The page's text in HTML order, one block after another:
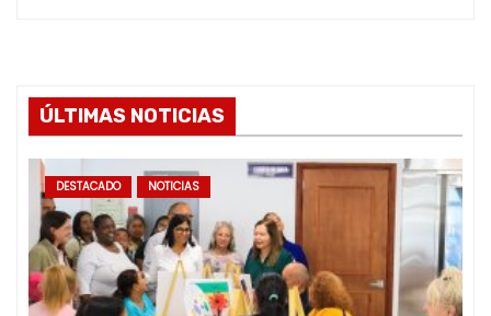
ÚLTIMAS NOTICIAS
DESTACADO NOTICIAS